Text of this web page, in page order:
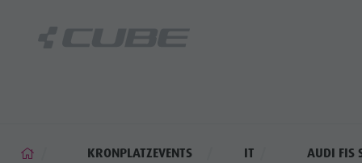
KRONPLATZEVENTS IT AUDI FIS